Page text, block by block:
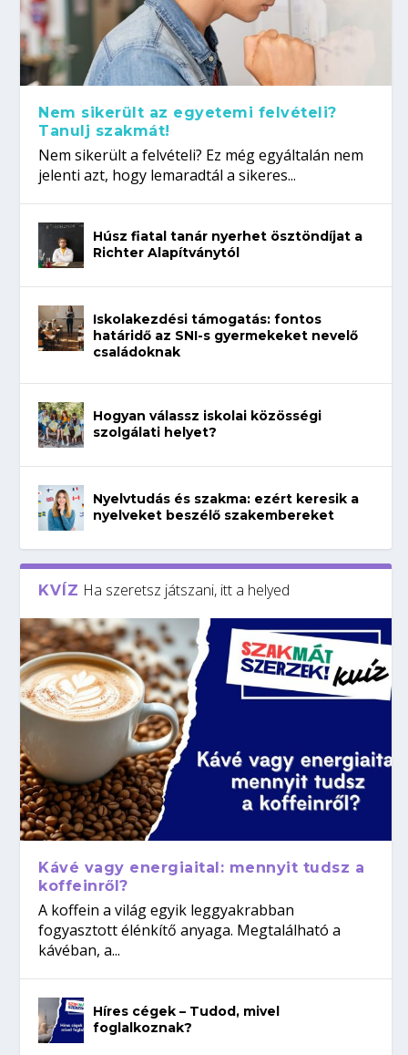
Nem sikerült az egyetemi felvételi?
Tanulj szakmát!
Nem sikerült a felvételi? Ez még egyáltalán nem
jelenti azt, hogy lemaradtál a sikeres...
Húsz fiatal tanár nyerhet ösztöndíjat a
Richter Alapítványtól
Iskolakezdési támogatás: fontos
határidő az SNI-s gyermekeket nevelő
családoknak
Hogyan válassz iskolai közösségi
szolgálati helyet?
Nyelvtudás és szakma: ezért keresik a
nyelveket beszélő szakembereket
KVÍZ Ha szeretsz játszani, itt a helyed
Kávé vagy energiaital: mennyit tudsz a
koffeinről?
A koffein a világ egyik leggyakrabban
fogyasztott élénkítő anyaga. Megtalálható a
kávéban, a...
Híres cégek – Tudod, mivel
foglalkoznak?